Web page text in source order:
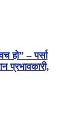
हो” – पर्सा
प्रभावकारी,